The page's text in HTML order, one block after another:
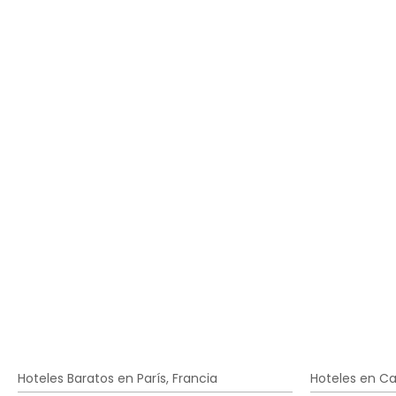
Hoteles Baratos en París, Francia Hoteles en